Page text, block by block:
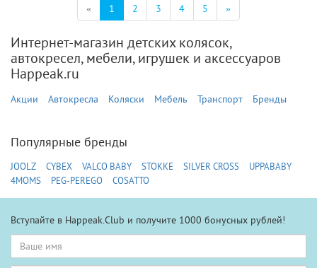
« 1 (текущая)
2 3 4 5 »
Интернет-магазин детских колясок,
автокресел, мебели, игрушек и аксессуаров
Happeak.ru
Акции Автокресла Коляски Мебель Транспорт Бренды
Популярные бренды
JOOLZ CYBEX VALCO BABY STOKKE SILVER CROSS
UPPABABY
4MOMS
PEG-PEREGO COSATTO
Вступайте в Happeak.Club и получите 1000 бонусных рублей!